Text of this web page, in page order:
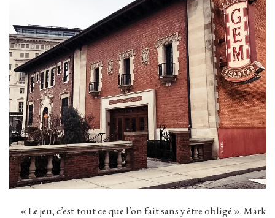
« Le jeu, c’est tout ce que l’on fait sans y être obligé ». Mark